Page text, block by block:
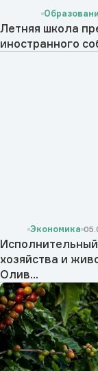
Летняя школа
иностранного
Экономика
хозяйства и
Олив...